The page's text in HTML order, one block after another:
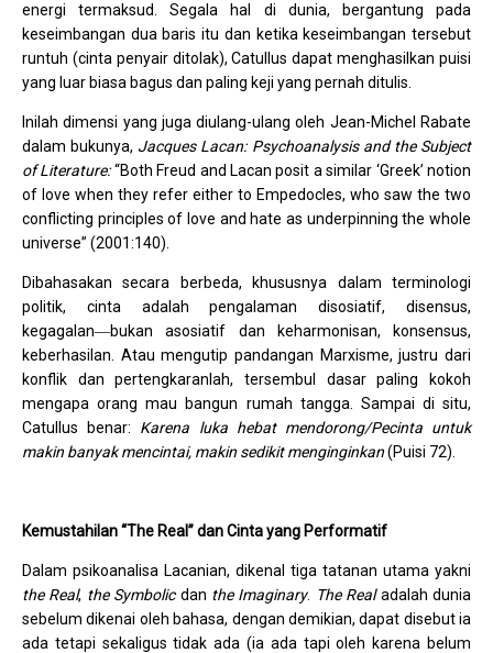
energi termaksud. Segala hal di dunia, bergantung pada
keseimbangan dua baris itu dan ketika keseimbangan tersebut
runtuh (cinta penyair ditolak), Catullus dapat menghasilkan puisi
yang luar biasa bagus dan paling keji yang pernah ditulis.
Inilah dimensi yang juga diulang-ulang oleh Jean-Michel Rabate
dalam bukunya, Jacques Lacan: Psychoanalysis and the Subject
of Literature:“Both Freud and Lacan posit a similar ‘Greek’ notion
of love when they refer either to Empedocles, who saw the two
conflicting principles of love and hate as underpinning the whole
universe” (2001:140).
Dibahasakan secara berbeda, khususnya dalam terminologi
politik, cinta adalah pengalaman disosiatif, disensus,
kegagalan―bukan asosiatif dan keharmonisan, konsensus,
keberhasilan. Atau mengutip pandangan Marxisme, justru dari
konflik dan pertengkaranlah, tersembul dasar paling kokoh
mengapa orang mau bangun rumah tangga. Sampai di situ,
Catullus benar: Karena luka hebat mendorong/Pecinta untuk
makin banyak mencintai, makin sedikit menginginkan(Puisi 72).
Kemustahilan “The Real” dan Cinta yang Performatif
Dalam psikoanalisa Lacanian, dikenal tiga tatanan utama yakni
the Real, the Symbolicdan the Imaginary. The Realadalah dunia
sebelum dikenai oleh bahasa, dengan demikian, dapat disebut ia
ada tetapi sekaligus tidak ada (ia ada tapi oleh karena belum